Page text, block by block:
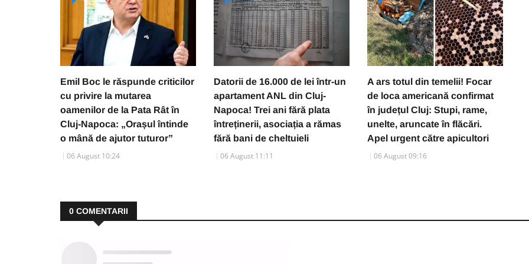
Emil Boc le răspunde criticilor
cu privire la mutarea
oamenilor de la Pata Rât în
Cluj-Napoca: „Orașul întinde
o mână de ajutor tuturor”
06 August 10:24
Datorii de 16.000 de lei într-un
apartament ANL din Cluj-
Napoca! Trei ani fără plata
întreținerii, asociația a rămas
fără bani de cheltuieli
06 August 11:11
A ars totul din temelii! Focar
de loca americană confirmat
în județul Cluj: Stupi, rame,
unelte, aruncate în flăcări.
Apel urgent către apicultori
06 August 09:16
0 COMENTARII